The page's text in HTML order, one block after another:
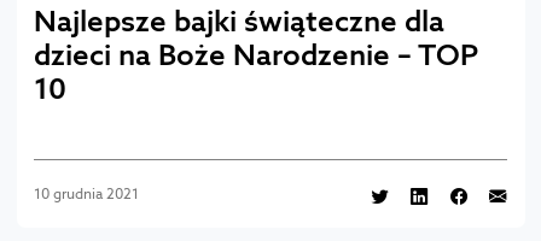
Najlepsze bajki świąteczne dla
dzieci na Boże Narodzenie – TOP
10
10 grudnia 2021